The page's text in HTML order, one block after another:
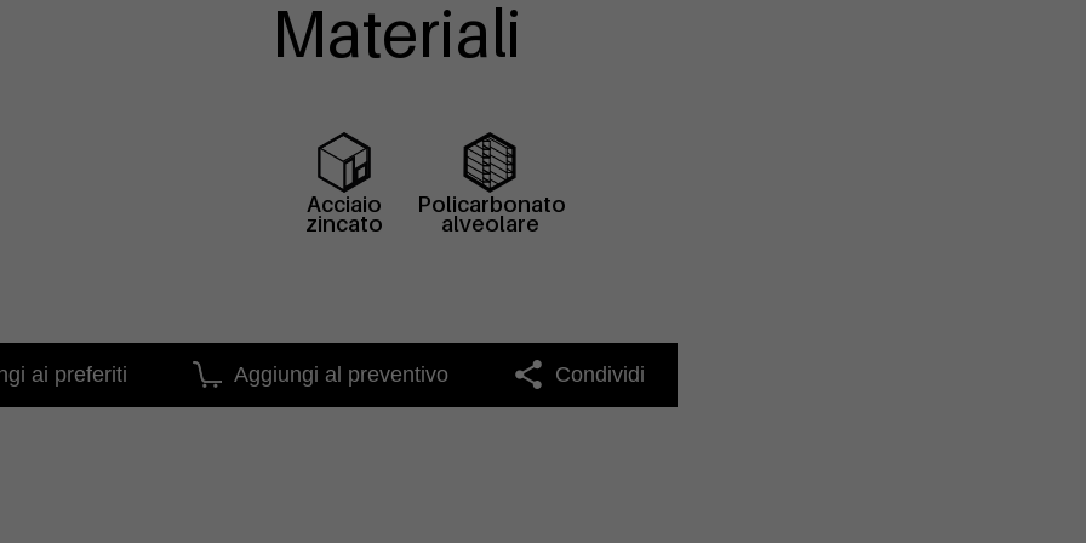
Materiali
Acciaio
zincato
Policarbonato
alveolare
ai preferiti Aggiungi al preventivo Condividi